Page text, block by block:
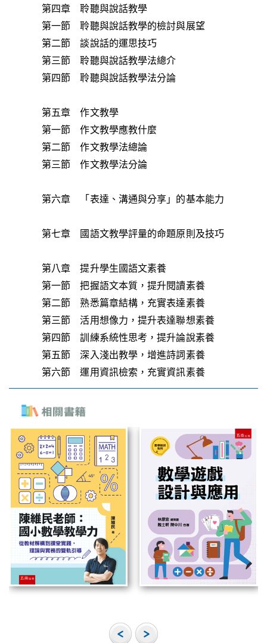
第四章 聆聽與說話教學
第一節 聆聽與說話教學的檢討與展望
第二節 談說話的運思技巧
第三節 聆聽與說話教學法總介
第四節 聆聽與說話教學法分論
第五章 作文教學
第一節 作文教學應教什麼
第二節 作文教學法總論
第三節 作文教學法分論
第六章 「表達、溝通與分享」的基本能力
第七章 國語文教學評量的命題原則及技巧
第八章 提升學生國語文素養
第一節 把握語文本質，提升閱讀素養
第二節 熟悉篇章結構，充實表達素養
第三節 活用想像力，提升表達聯想素養
第四節 訓練系統性思考，提升論說素養
第五節 深入淺出教學，增進詩詞素養
第六節 運用資訊檢索，充實資訊素養